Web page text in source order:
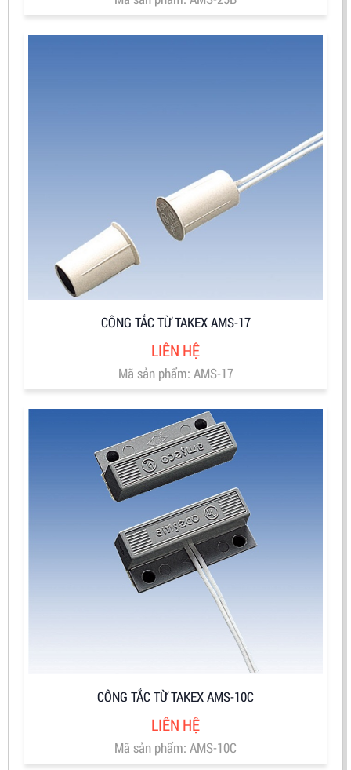
CÔNG TẮC TỪ TAKEX AMS-17
LIÊN HỆ
Mã sản phẩm: AMS-17
CÔNG TẮC TỪ TAKEX AMS-10C
LIÊN HỆ
Mã sản phẩm: AMS-10C